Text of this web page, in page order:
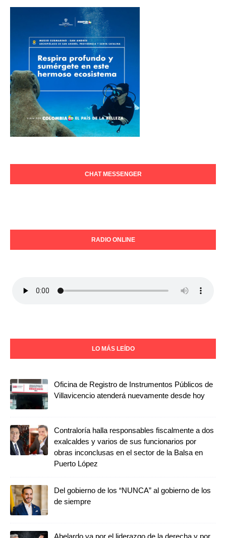
CHAT MESSENGER
RADIO ONLINE
LO MÁS LEÍDO
Oficina de Registro de Instrumentos Públicos de
Villavicencio atenderá nuevamente desde hoy
Contraloría halla responsables fiscalmente a dos
exalcaldes y varios de sus funcionarios por
obras inconclusas en el sector de la Balsa en
Puerto López
Del gobierno de los “NUNCA” al gobierno de los
de siempre
Abelardo va por el liderazgo de la derecha y por